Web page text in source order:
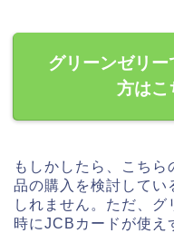
グリーンゼリ
方はこ
もしかしたら、こち
品の購入を検討してい
しれません。ただ、
時にJCBカードが使え